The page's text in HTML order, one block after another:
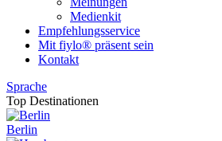
Medienkit
Empfehlungsservice
Mit fiylo® präsent sein
Kontakt
Sprache
Top Destinationen
Berlin